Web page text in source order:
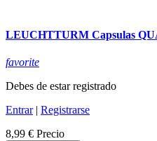
LEUCHTTURM Capsulas
favorite
Debes de estar registrado
Entrar| Registrarse
8,99 € Precio